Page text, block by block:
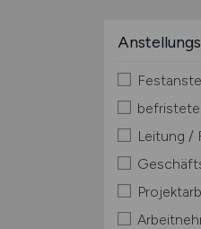
Leitung /